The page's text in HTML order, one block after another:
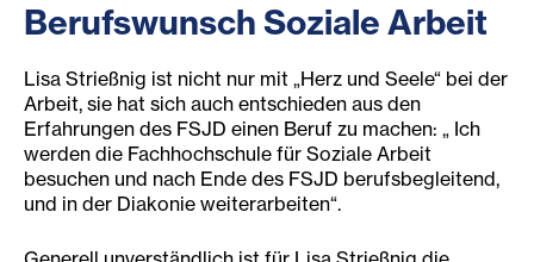
Berufswunsch Soziale Arbeit
Lisa Strießnig ist nicht nur mit „Herz und Seele“ bei der
Arbeit, sie hat sich auch entschieden aus den
Erfahrungen des FSJD einen Beruf zu machen: „ Ich
werden die Fachhochschule für Soziale Arbeit
besuchen und nach Ende des FSJD berufsbegleitend,
und in der Diakonie weiterarbeiten“.